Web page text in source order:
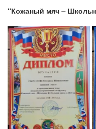
“Кожаный мяч –